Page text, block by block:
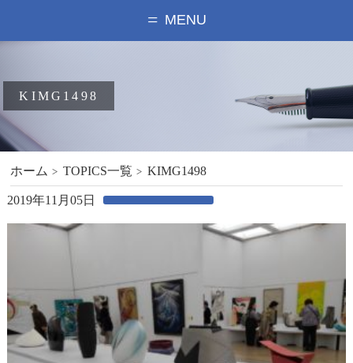
MENU
KIMG1498
ホーム TOPICS一覧 KIMG1498
2019年11月05日